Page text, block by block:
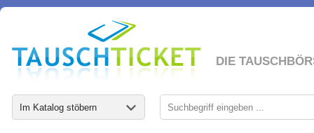
DIE
Im Katalog stöbern